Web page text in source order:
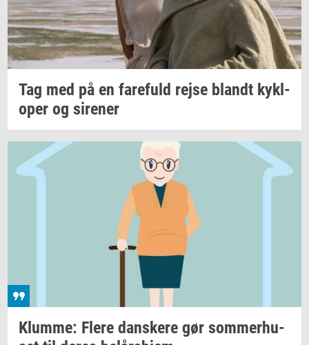
Tag med på en fa­re­fuld rejse blandt kykl­
o­per og si­re­ner
Klum­me: Flere dan­ske­re gør som­mer­hu­